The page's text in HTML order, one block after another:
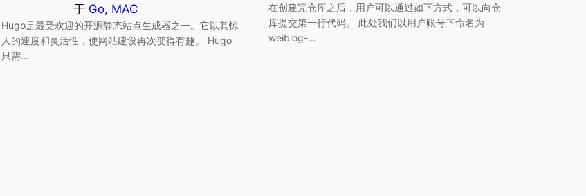
于 Go, MAC
Hugo是最受欢迎的开源静态站点生成器之一。它以其惊
人的速度和灵活性，使网站建设再次变得有趣。 Hugo
只需…
在创建完仓库之后，用户可以通过如下方式，可以向仓
库提交第一行代码。 此处我们以用户账号下命名为
weiblog-…